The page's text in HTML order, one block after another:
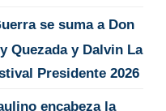
se suma a Don
Quezada y Dalvin La
Presidente 2026
encabeza la